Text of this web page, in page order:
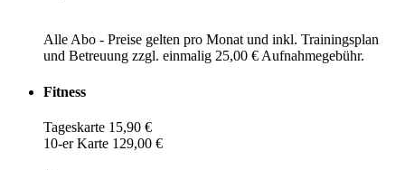
Alle Abo - Preise gelten pro Monat und inkl. Trainingsplan
und Betreuung zzgl. einmalig 25,00 € Aufnahmegebühr.
Fitness
Tageskarte 15,90 €
10-er Karte 129,00 €